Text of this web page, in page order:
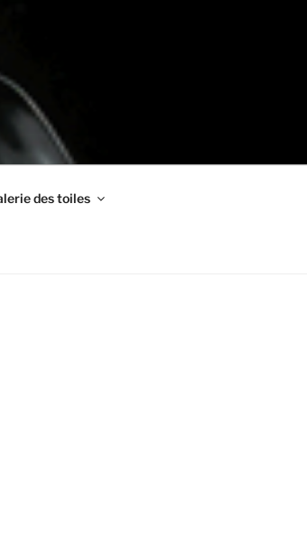
des toiles